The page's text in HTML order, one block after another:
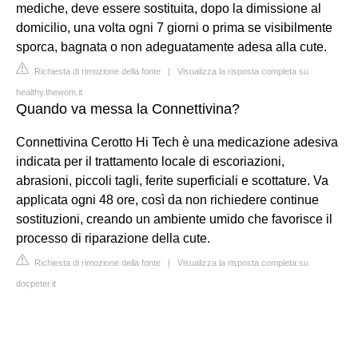
mediche, deve essere sostituita, dopo la dimissione al
domicilio, una volta ogni 7 giorni o prima se visibilmente
sporca, bagnata o non adeguatamente adesa alla cute.
Richiesta di rimozione della fonte | Visualizza la risposta completa su
healthy.thewom.it
Quando va messa la Connettivina?
Connettivina Cerotto Hi Tech è una medicazione adesiva
indicata per il trattamento locale di escoriazioni,
abrasioni, piccoli tagli, ferite superficiali e scottature. Va
applicata ogni 48 ore, così da non richiedere continue
sostituzioni, creando un ambiente umido che favorisce il
processo di riparazione della cute.
Richiesta di rimozione della fonte | Visualizza la risposta completa su
docpeter.it